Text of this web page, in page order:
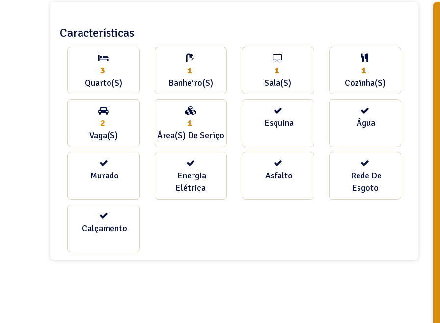
Características
3
Quarto(s)
1
Banheiro(s)
1
Sala(s)
1
Cozinha(s)
2
Vaga(s)
1
Área(s) De Seriço
Esquina Água
Murado
Energia
Elétrica
Asfalto
Rede De
Esgoto
Calçamento